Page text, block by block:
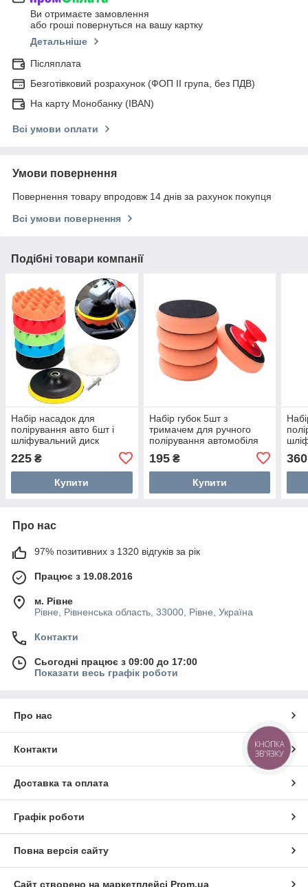
Ви отримаєте замовлення
або гроші повернуться на вашу картку
Детальніше
Післяплата
Безготівковий розрахунок (ФОП ІІ група, без ПДВ)
На карту Монобанку (IBAN)
Всі умови оплати
Умови повернення
Повернення товару впродовж 14 днів за рахунок покупця
Всі умови повернення
Подібні товари компанії
Набір насадок для
полірування авто 6шт і
шліфувальний диск
225 ₴
Купити
Набір губок 5шт з
тримачем для ручного
полірування автомобіля
195₴
Купити
360
Про нас
97% позитивних з 1320 відгуків за рік
Працює з 19.08.2016
м. Рівне
Рівне, Рівненська область, 33000, Рівне, Україна
Контакти
Сьогодні працює з 09:00 до 17:00
Показати весь графік роботи
Про нас
Контакти
Доставка та оплата
Графік роботи
Повна версія сайту
Сайт створено на маркетплейсі Prom.ua
КНОПКА
ЗВ'ЯЗКУ